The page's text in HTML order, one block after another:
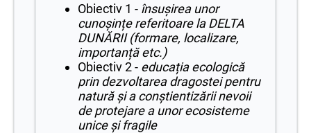
Obiectiv 1 - însușirea unor
cunoșințe referitoare la DELTA
DUNĂRII (formare, localizare,
importanță etc.)
Obiectiv 2 - educația ecologică
prin dezvoltarea dragostei pentru
natură și a conștientizării nevoii
de protejare a unor ecosisteme
unice și fragile